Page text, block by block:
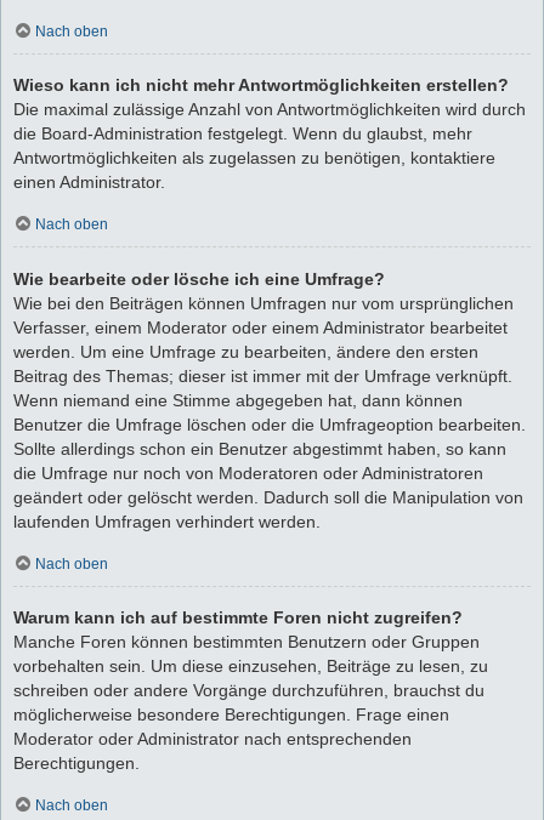
Nach oben
Wieso kann ich nicht mehr Antwortmöglichkeiten erstellen?
Die maximal zulässige Anzahl von Antwortmöglichkeiten wird durch
die Board-Administration festgelegt. Wenn du glaubst, mehr
Antwortmöglichkeiten als zugelassen zu benötigen, kontaktiere
einen Administrator.
Nach oben
Wie bearbeite oder lösche ich eine Umfrage?
Wie bei den Beiträgen können Umfragen nur vom ursprünglichen
Verfasser, einem Moderator oder einem Administrator bearbeitet
werden. Um eine Umfrage zu bearbeiten, ändere den ersten
Beitrag des Themas; dieser ist immer mit der Umfrage verknüpft.
Wenn niemand eine Stimme abgegeben hat, dann können
Benutzer die Umfrage löschen oder die Umfrageoption bearbeiten.
Sollte allerdings schon ein Benutzer abgestimmt haben, so kann
die Umfrage nur noch von Moderatoren oder Administratoren
geändert oder gelöscht werden. Dadurch soll die Manipulation von
laufenden Umfragen verhindert werden.
Nach oben
Warum kann ich auf bestimmte Foren nicht zugreifen?
Manche Foren können bestimmten Benutzern oder Gruppen
vorbehalten sein. Um diese einzusehen, Beiträge zu lesen, zu
schreiben oder andere Vorgänge durchzuführen, brauchst du
möglicherweise besondere Berechtigungen. Frage einen
Moderator oder Administrator nach entsprechenden
Berechtigungen.
Nach oben